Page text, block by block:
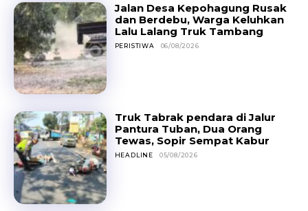
Jalan Desa Kepohagung Rusak
dan Berdebu, Warga Keluhkan
Lalu Lalang Truk Tambang
PERISTIWA 06/08/2026
Truk Tabrak pendara di Jalur
Pantura Tuban, Dua Orang
Tewas, Sopir Sempat Kabur
HEADLINE 05/08/2026